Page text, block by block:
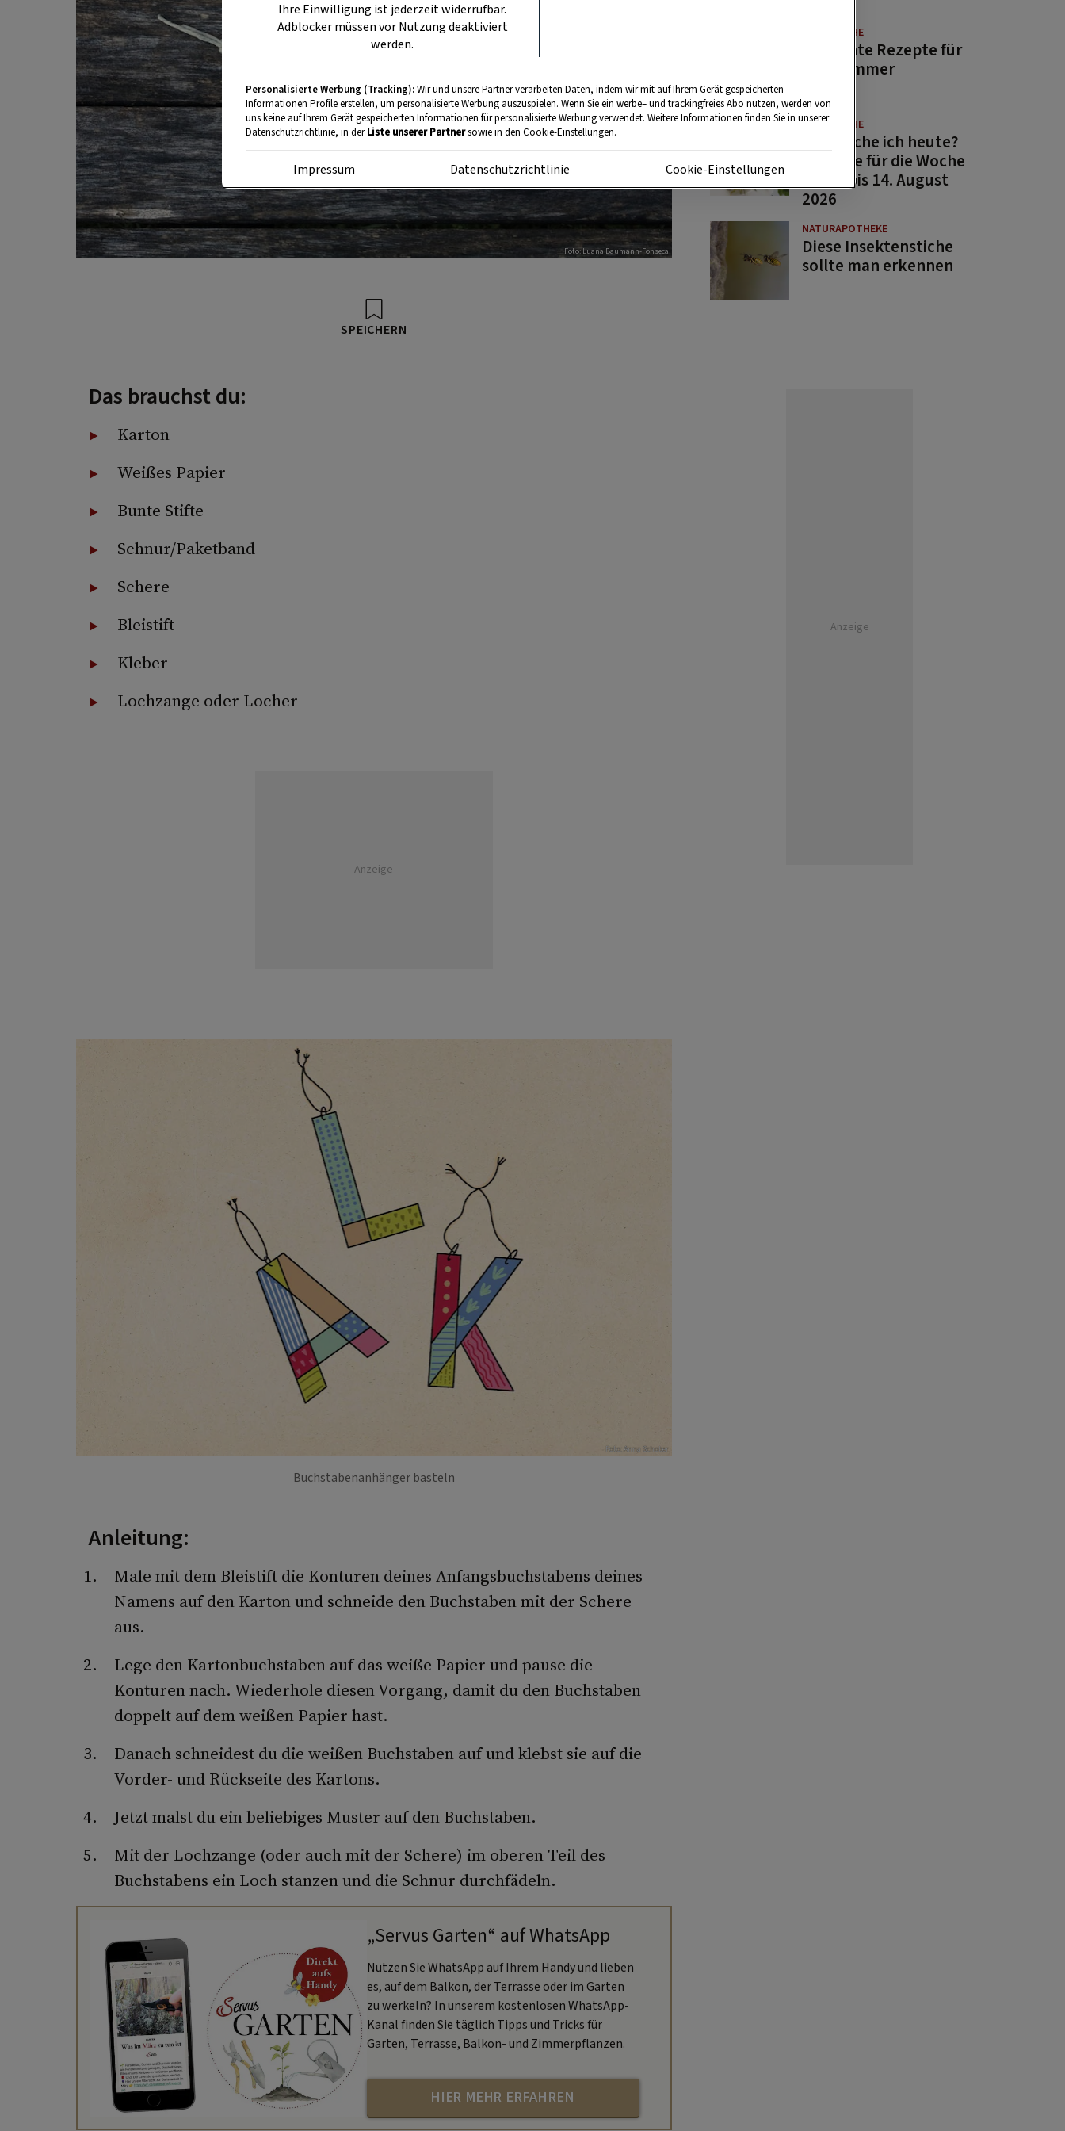
Foto: Luana Baumann-Fonseca
SPEICHERN
Das brauchst du:
Karton
Weißes Papier
Bunte Stifte
Schnur/Paketband
Schere
Bleistift
Kleber
Lochzange oder Locher
Anzeige
Foto: Anna Schober
Buchstabenanhänger basteln
Anleitung:
Male mit dem Bleistift die Konturen deines Anfangsbuchstabens deines
Namens auf den Karton und schneide den Buchstaben mit der Schere
aus.
Lege den Kartonbuchstaben auf das weiße Papier und pause die
Konturen nach. Wiederhole diesen Vorgang, damit du den Buchstaben
doppelt auf dem weißen Papier hast.
Danach schneidest du die weißen Buchstaben auf und klebst sie auf die
Vorder- und Rückseite des Kartons.
Jetzt malst du ein beliebiges Muster auf den Buchstaben.
Mit der Lochzange (oder auch mit der Schere) im oberen Teil des
Buchstabens ein Loch stanzen und die Schnur durchfädeln.
„Servus Garten“ auf WhatsApp
Nutzen Sie WhatsApp auf Ihrem Handy und lieben
es, auf dem Balkon, der Terrasse oder im Garten
zu werkeln? In unserem kostenlosen WhatsApp-
Kanal finden Sie täglich Tipps und Tricks für
Garten, Terrasse, Balkon- und Zimmerpflanzen.
HIER MEHR ERFAHREN
GUTE KÜCHE
11 leichte Rezepte für
den Sommer
GUTE KÜCHE
Was koche ich heute?
Rezepte für die Woche
von 7. bis 14. August
2026
NATURAPOTHEKE
Diese Insektenstiche
sollte man erkennen
Anzeige
Ihre Einwilligung ist jederzeit widerrufbar.
Adblocker müssen vor Nutzung deaktiviert
werden.
Personalisierte Werbung (Tracking):Wir und unsere Partner verarbeiten Daten, indem wir mit auf Ihrem Gerät gespeicherten
Informationen Profile erstellen, um personalisierte Werbung auszuspielen. Wenn Sie ein werbe– und trackingfreies Abo nutzen, werden von
uns keine auf Ihrem Gerät gespeicherten Informationen für personalisierte Werbung verwendet. Weitere Informationen finden Sie in unserer
Datenschutzrichtlinie, in derListe unserer Partnersowie in den Cookie-Einstellungen.
Impressum Datenschutzrichtlinie Cookie-Einstellungen